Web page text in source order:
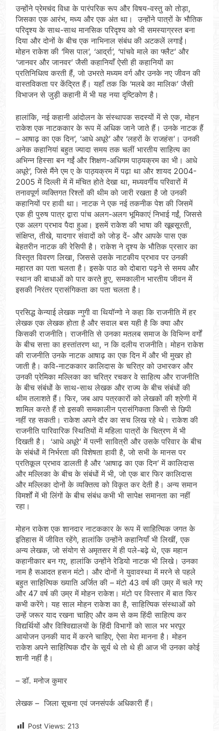
उन्होंने प्रेमचंद विधा के पारंपरिक रूप और विषय-वस्तु को तोड़ा,
जिसका एक आरंभ, मध्य और एक अंत था। उन्होंने पात्रों के भौतिक
परिदृश्य के साथ-साथ मानसिक परिदृश्य को भी समस्याग्रस्त बना
दिया और दोनों के बीच एक नाभिनाल संबंध की अटकलें लगाईं।
मोहन राकेश की ‘मिस पाल’, ‘आर्द्रा’, ‘पांचवे माले का फ्लैट’ और
‘जानवर और जानवर’ जैसी कहानियाँ ऐसी ही कहानियों का
प्रतिनिधित्व करती हैं, जो उभरते मध्यम वर्ग और उनके नए जीवन की
वास्तविकता पर केंद्रित हैं। यहाँ तक कि ‘मलबे का मालिक’ जैसी
विभाजन से जुड़ी कहानी में भी यह नया दृष्टिकोण है।
हालांकि, नई कहानी आंदोलन के संस्थापक सदस्यों में से एक, मोहन
राकेश एक नाटककार के रूप में अधिक जाने जाते हैं। उनके नाटक हैं
– आषाढ़ का एक दिन’, ‘आधे अधूरे’ और ‘लहरों के राजहंस’। उनकी
अनेक कहानियां बहुत ज्यादा समय तक चलीं भारतीय साहित्य का
अभिन्न हिस्सा बन गईं और शिक्षण-अधिगम पाठ्यक्रम का भी। आधे
अधूरे’, जिसे मैंने एम ए के पाठ्यक्रम में पढ़ा था और शायद 2004-
2005 में दिल्ली में में मंचित होते देखा था, मध्यवर्गीय परिवारों में
तनावपूर्ण व्यक्तिगत रिश्तों की थीम को जारी रखता है जो उनकी
कहानियों पर हावी था। नाटक ने एक नई तकनीक पेश की जिसमें
एक ही पुरुष पात्र द्वारा पांच अलग-अलग भूमिकाएं निभाई गईं, जिससे
एक अलग प्रभाव पैदा हुआ। इसमें राकेश की भाषा की खूबसूरती,
संक्षिप्त, तीखे, यादगार संवादों को जोड़ दें- और आपके पास एक
बेहतरीन नाटक की रेसिपी है। राकेश ने दृश्य के भौतिक प्रसार का
विस्तृत विवरण लिखा, जिससे उसके नाटकीय प्रभाव पर उनकी
महारत का पता चलता है। इसके पाठ को दोबारा पढ़ने से समय और
स्थान की बाधाओं को पार करते हुए, समकालीन भारतीय जीवन में
इसकी निरंतर प्रासंगिकता का पता चलता है।
प्रसिद्ध केन्याई लेखक न्गुगी वा थियॉन्गो ने कहा कि राजनीति में हर
लेखक एक लेखक होता है और सवाल बस यही है कि क्या और
किसकी राजनीति। राजनीति से उनका मतलब समाज के विभिन्न वर्गों
के बीच सत्ता का हस्तांतरण था, न कि दलीय राजनीति। मोहन राकेश
की राजनीति उनके नाटक आषाढ़ का एक दिन में और भी मुखर हो
जाती है। कवि-नाटककार कालिदास के चरित्र को उभारकर और
उनकी प्रेमिका मल्लिका का चरित्र रचकर वे साहित्य और राजनीति
के बीच संबंधों के साथ-साथ लेखक और राज्य के बीच संबंधों की
थीम तलाशते हैं। फिर, जब आप पत्रकारों को लेखकों की श्रेणी में
शामिल करते हैं तो इसकी समकालीन प्रासंगिकता किसी से छिपी
नहीं रह सकती। राकेश अपने दौर का सच लिख रहे थे। राकेश की
राजनीति पारिवारिक स्थितियों में महिला पात्रों के चित्रण में भी
दिखती है। ‘आधे अधूरे’ में पत्नी सावित्री और उसके परिवार के बीच
के संबंधों में निर्भरता की विशेषता हावी है, जो सभी के मानस पर
प्रतिकूल प्रभाव डालती है और ‘आषाढ़ का एक दिन’ में कालिदास
और मल्लिका के बीच के संबंधों में भी, जो एक बार फिर कालिदास
और मल्लिका दोनों के व्यक्तित्व को विकृत कर देती है। अन्य समान
विमर्शों में भी लिंगों के बीच संबंध कभी भी सापेक्ष समानता का नहीं
रहा।
मोहन राकेश एक शानदार नाटककार के रूप में साहित्यिक जगत के
इतिहास में जीवित रहेंगे, हालांकि उन्होंने कहानियाँ भी लिखीं, एक
अन्य लेखक, जो संयोग से अमृतसर में ही पले-बढ़े थे, एक महान
कहानीकार बन गए, हालांकि उन्होंने रेडियो नाटक भी लिखे। उनका
नाम है सआदत हसन मंटो। और दोनों ने युवावस्था में मरने से पहले
बहुत साहित्यिक ख्याति अर्जित की – मंटो 43 वर्ष की उम्र में चले गए
और 47 वर्ष की उम्र में मोहन राकेश। मंटो पर विस्तार में बात फिर
कभी करेंगे। यह साल मोहन राकेश का है, साहित्यिक संस्थाओं को
उन्हें जरूर याद रखना चाहिए और कम से कम हिंदी साहित्य कर
विद्यर्थियों और विश्विद्यालयों के हिंदी विभागों को साल भर भरपूर
आयोजन उनकी याद में करने चाहिए, ऐसा मेरा मानना है। मोहन
राकेश अपने साहित्यिक दौर के सूर्य थे तो थे ही आज भी उनका कोई
शानी नहीं है।
– डॉ. मनोज कुमार
लेखक – जिला सूचना एवं जनसंपर्क अधिकारी हैं।
Post Views: 213